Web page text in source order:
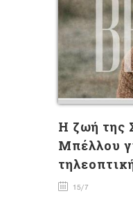
Η ζωή της
Μπέλλου
15/7